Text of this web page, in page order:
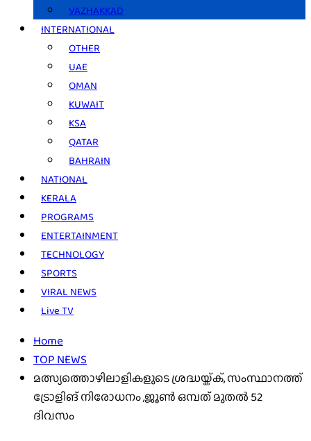
VAZHAKKAD
INTERNATIONAL
OTHER
UAE
OMAN
KUWAIT
KSA
QATAR
BAHRAIN
NATIONAL
KERALA
PROGRAMS
ENTERTAINMENT
TECHNOLOGY
SPORTS
VIRAL NEWS
Live TV
Home
TOP NEWS
മത്സ്യത്തൊഴിലാളികളുടെ ശ്രദ്ധയ്ക്ക്, സംസ്ഥാനത്ത്
ട്രോളിങ് നിരോധനം ,ജൂണ്‍ ഒമ്പത് മുതല്‍ 52
ദിവസം